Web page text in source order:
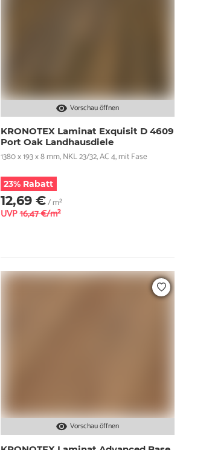
Vorschau öffnen
KRONOTEX Laminat Exquisit D 4609
Port Oak Landhausdiele
1380 x 193 x 8 mm, NKL 23/32, AC 4, mit Fase
23% Rabatt
12,69 €/ m²
UVP 16,47 €/m²
Vorschau öffnen